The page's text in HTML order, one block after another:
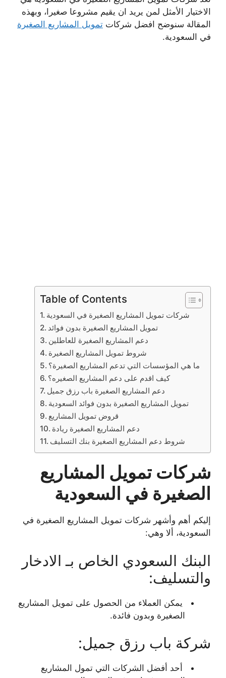
الاختيار الأمثل لمن يريد ان يقيم مشروعا صغيرا، وبهذه
المقالة سنوضح افضل شركات تمويل المشاريع الصغيرة
في السعودية.
Table of Contents
شركات تمويل المشاريع الصغيرة في السعودية
تمويل المشاريع الصغيرة بدون فوائد
دعم المشاريع الصغيرة للعاطلين
شروط تمويل المشاريع الصغيرة
ما هي المؤسسات التي تدعم المشاريع الصغيرة؟
كيف اقدم على دعم المشاريع الصغيره؟
دعم المشاريع الصغيرة باب رزق جميل
تمويل المشاريع الصغيرة بدون فوائد السعودية
قروض تمويل المشاريع
دعم المشاريع الصغيرة ريادة
شروط دعم المشاريع الصغيرة بنك التسليف
شركات تمويل المشاريع
الصغيرة في السعودية
إليكم أهم وأشهر شركات تمويل المشاريع الصغيرة في
السعودية، ألا وهي:
البنك السعودي الخاص بـ الادخار
والتسليف:
يمكن العملاء من الحصول على تمويل المشاريع
الصغيرة وبدون فائدة.
شركة باب رزق جميل:
أحد أفضل الشركات التي تمول المشاريع